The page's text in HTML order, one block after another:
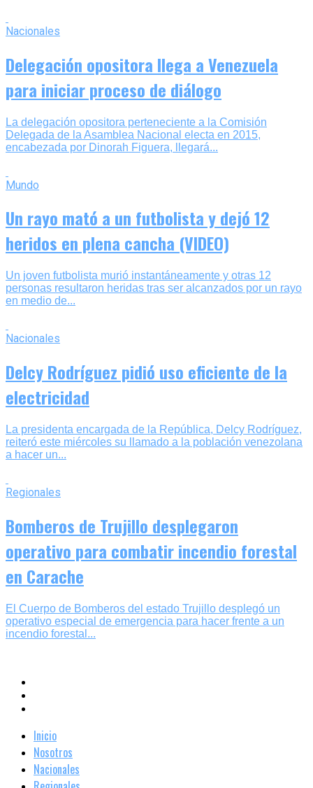
Nacionales
Delegación opositora llega a Venezuela
para iniciar proceso de diálogo
La delegación opositora perteneciente a la Comisión
Delegada de la Asamblea Nacional electa en 2015,
encabezada por Dinorah Figuera, llegará...
Mundo
Un rayo mató a un futbolista y dejó 12
heridos en plena cancha (VIDEO)
Un joven futbolista murió instantáneamente y otras 12
personas resultaron heridas tras ser alcanzados por un rayo
en medio de...
Nacionales
Delcy Rodríguez pidió uso eficiente de la
electricidad
La presidenta encargada de la República, Delcy Rodríguez,
reiteró este miércoles su llamado a la población venezolana
a hacer un...
Regionales
Bomberos de Trujillo desplegaron
operativo para combatir incendio forestal
en Carache
El Cuerpo de Bomberos del estado Trujillo desplegó un
operativo especial de emergencia para hacer frente a un
incendio forestal...
Inicio
Nosotros
Nacionales